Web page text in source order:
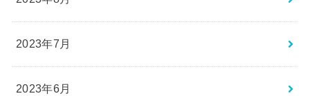
2023年7月
2023年6月